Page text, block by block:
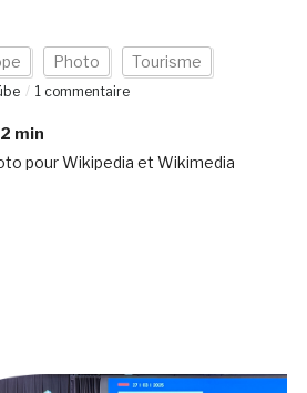
Photo Tourisme
1 commentaire
2 min
pour Wikipedia et Wikimedia